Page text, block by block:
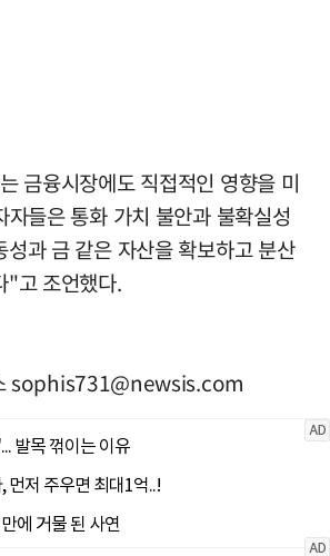
금융시장에도 직접적인 영향을 미
들은 통화 가치 불안과 불확실성
성과 금 같은 자산을 확보하고 분산
"고 조언했다.
sophis731@newsis.com